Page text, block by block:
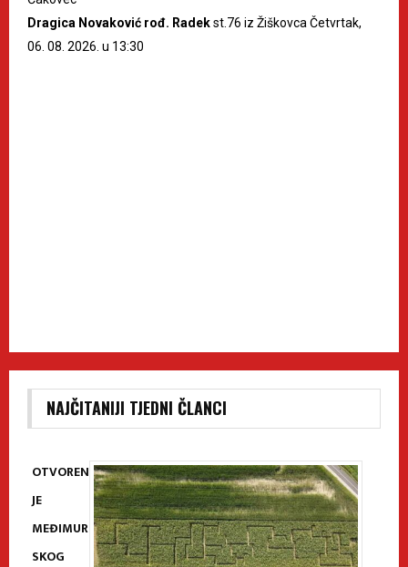
Dragica Novaković rođ. Radekst.76 iz Žiškovca Četvrtak,
06. 08. 2026. u 13:30
NAJČITANIJI TJEDNI ČLANCI
OTVOREN
JE
MEĐIMUR
SKOG